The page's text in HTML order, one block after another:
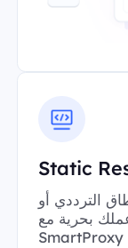
Static
الترددي أو
بحرية مع
SmartProxy